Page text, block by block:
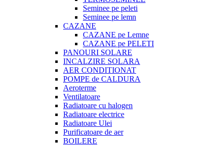
Seminee pe peleti
Seminee pe lemn
CAZANE
CAZANE pe Lemne
CAZANE pe PELETI
PANOURI SOLARE
INCALZIRE SOLARA
AER CONDITIONAT
POMPE de CALDURA
Aeroterme
Ventilatoare
Radiatoare cu halogen
Radiatoare electrice
Radiatoare Ulei
Purificatoare de aer
BOILERE